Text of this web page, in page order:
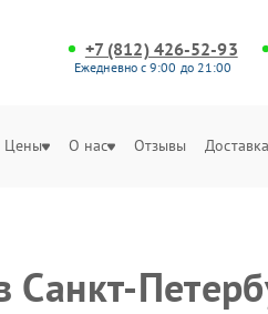
+7 (812) 426-52-93
Ежедневно с 9:00 до 21:00
Цены О нас Отзывы Доставка